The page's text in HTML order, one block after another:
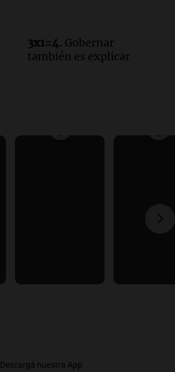
3x1=4. Gobernar
también es explicar
Descargá nuestra App